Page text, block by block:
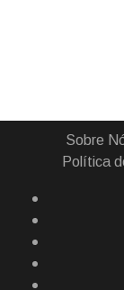
Sobre
Política